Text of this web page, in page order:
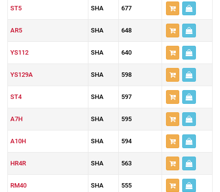
ST5 SHA 677
AR5 SHA 648
YS112 SHA 640
YS129A SHA 598
ST4 SHA 597
A7H SHA 595
A10H SHA 594
HR4R SHA 563
RM40 SHA 555